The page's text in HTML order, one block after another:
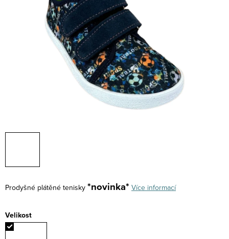
Prodyšné plátěné tenisky *novinka* Více informací
Velikost